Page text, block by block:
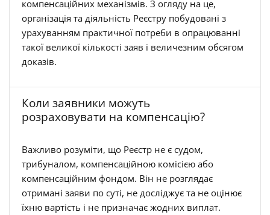
компенсаційних механізмів. З огляду на це,
організація та діяльність Реєстру побудовані з
урахуванням практичної потреби в опрацюванні
такої великої кількості заяв і величезним обсягом
доказів.
Коли заявники можуть
розраховувати на компенсацію?
Важливо розуміти, що Реєстр не є судом,
трибуналом, компенсаційною комісією або
компенсаційним фондом. Він не розглядає
отримані заяви по суті, не досліджує та не оцінює
їхню вартість і не призначає жодних виплат.